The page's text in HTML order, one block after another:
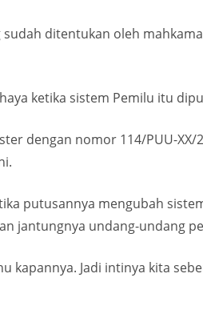
ditentukan oleh
ketika sistem Pemilu itu
dengan nomor 114/PUU-
putusannya mengubah
jantungnya undang-undang
Jadi intinya kita